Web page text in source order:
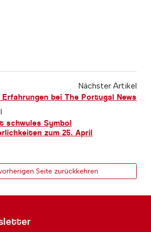
Nächster Artikel
Erfahrungen bei The Portugal News
schwules Symbol
zum 25. April
Seite zurückkehren